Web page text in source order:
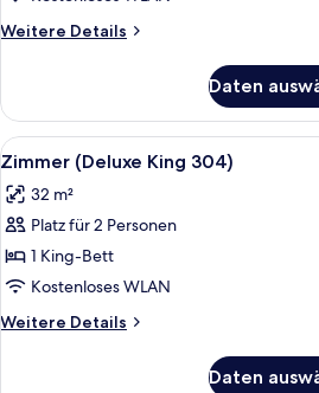
303)
anzeigen
Weitere Details
Weitere
(Deluxe
King
303)
Daten
Alle
Fotos
für
Zimmer
(Deluxe
King
304)
anzeigen
7
Zimmer (Deluxe King 304)
32 m²
Platz für 2 Personen
1 King-Bett
Kostenloses WLAN
Weitere Details
Weitere
Daten